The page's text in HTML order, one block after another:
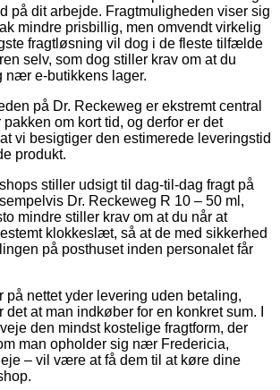
på dit arbejde. Fragtmuligheden viser sig
mindre prisbillig, men omvendt virkelig
fragtløsning vil dog i de fleste tilfælde
selv, som dog stiller krav om at du
nær e-butikkens lager.
på Dr. Reckeweg er ekstremt central
om kort tid, og derfor er det
vi besigtiger den estimerede leveringstid
produkt.
stiller udsigt til dag-til-dag fragt på
Dr. Reckeweg R 10 – 50 ml,
mindre stiller krav om at du når at
klokkeslæt, så at de med sikkerhed
på posthuset inden personalet får
på nettet yder levering uden betaling,
at man indkøber for en konkret sum. I
den mindst kostelige fragtform, der
man opholder sig nær Fredericia,
– vil være at få dem til at køre dine